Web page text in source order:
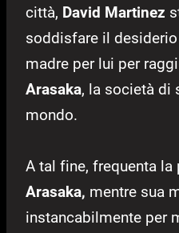
città, David Martinez
soddisfare il
madre per lui per
Arasaka, la società di
mondo.
A tal fine, frequenta
Arasaka, mentre sua
instancabilmente per